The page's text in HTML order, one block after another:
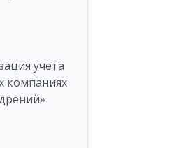
учета
компаниях